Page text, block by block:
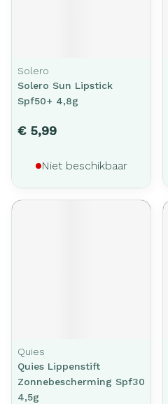
Solero
Solero Sun Lipstick
Spf50+ 4,8g
€ 5,99
Niet beschikbaar
Quies
Quies Lippenstift
Zonnebescherming Spf30
4,5g